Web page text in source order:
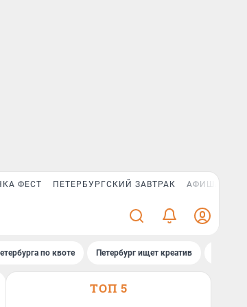
ФЕСТ ПЕТЕРБУРГСКИЙ ЗАВТРАК АФИША PLUS
по квоте Петербург ищет креатив
ТОП 5